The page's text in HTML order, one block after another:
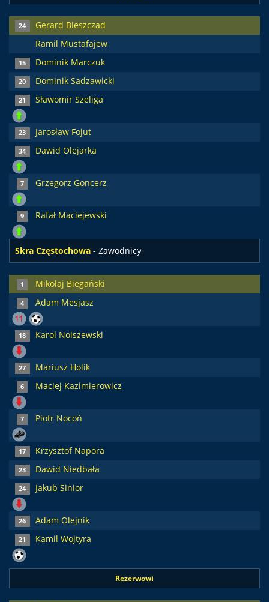
24
Gerard Bieszczad
Ramil Mustafajew
15 Dominik Marczuk
20 Dominik Sadzawicki
21 Sławomir Szeliga
23 Jarosław Fojut
34 Dawid Olejarka
7 Grzegorz Goncerz
9 Rafał Maciejewski
Skra Częstochowa - Zawodnicy
1 Mikołaj Biegański
4 Adam Mesjasz
18 Karol Noiszewski
27 Mariusz Holik
6 Maciej Kazimierowicz
7 Piotr Nocoń
17 Krzysztof Napora
23 Dawid Niedbała
24 Jakub Sinior
26 Adam Olejnik
21 Kamil Wojtyra
Rezerwowi